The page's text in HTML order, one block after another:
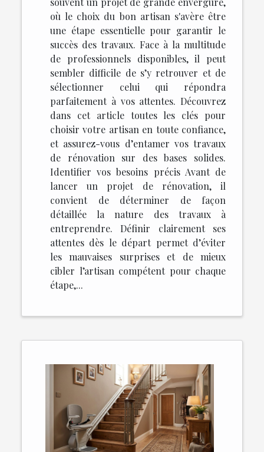
où le choix du bon artisan s'avère être
une étape essentielle pour garantir le
succès des travaux. Face à la multitude
de professionnels disponibles, il peut
sembler difficile de s’y retrouver et de
sélectionner celui qui répondra
parfaitement à vos attentes. Découvrez
dans cet article toutes les clés pour
choisir votre artisan en toute confiance,
et assurez-vous d’entamer vos travaux
de rénovation sur des bases solides.
Identifier vos besoins précis Avant de
lancer un projet de rénovation, il
convient de déterminer de façon
détaillée la nature des travaux à
entreprendre. Définir clairement ses
attentes dès le départ permet d’éviter
les mauvaises surprises et de mieux
cibler l’artisan compétent pour chaque
étape,...